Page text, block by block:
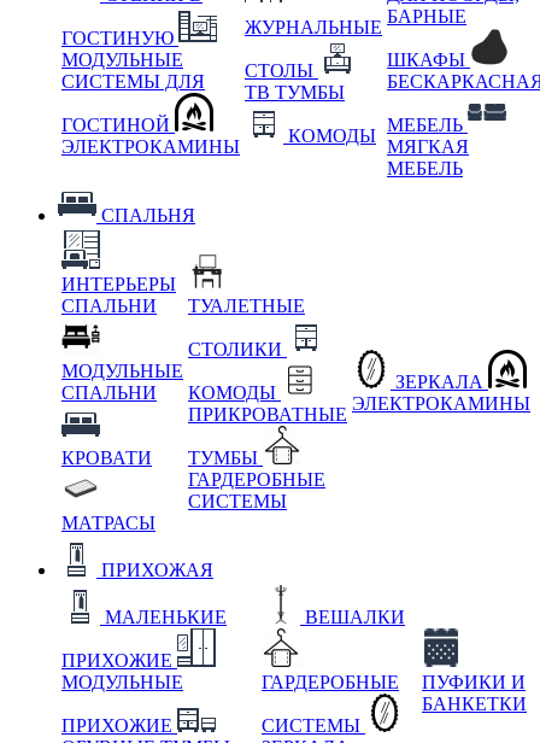
ГОСТИНУЮ
МОДУЛЬНЫЕ
СИСТЕМЫ ДЛЯ
ГОСТИНОЙ
ЭЛЕКТРОКАМИНЫ
ЖУРНАЛЬНЫЕ
СТОЛЫ
ТВ ТУМБЫ
КОМОДЫ
БАРНЫЕ
ШКАФЫ
МЕБЕЛЬ
МЯГКАЯ
МЕБЕЛЬ
СПАЛЬНЯ
ИНТЕРЬЕРЫ
СПАЛЬНИ
МОДУЛЬНЫЕ
СПАЛЬНИ
КРОВАТИ
МАТРАСЫ
ТУАЛЕТНЫЕ
СТОЛИКИ
КОМОДЫ
ПРИКРОВАТНЫЕ
ТУМБЫ
ГАРДЕРОБНЫЕ
СИСТЕМЫ
ЗЕРКАЛА
ЭЛЕКТРОКАМИНЫ
ПРИХОЖАЯ
МАЛЕНЬКИЕ
ПРИХОЖИЕ
МОДУЛЬНЫЕ
ПРИХОЖИЕ
ВЕШАЛКИ
ГАРДЕРОБНЫЕ
СИСТЕМЫ
ПУФИКИ И
БАНКЕТКИ